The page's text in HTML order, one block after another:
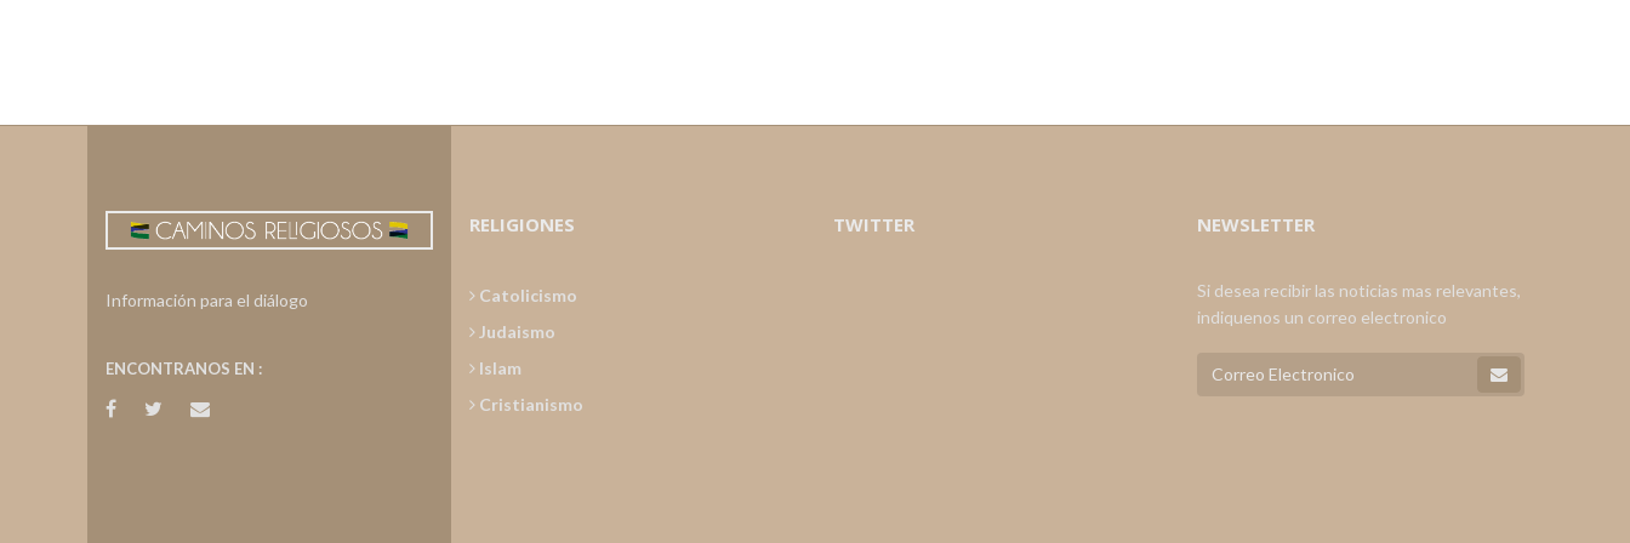
Información para el diálogo
ENCONTRANOS EN :
RELIGIONES
Catolicismo
Judaismo
Islam
Cristianismo
TWITTER NEWSLETTER
Si desea recibir las noticias mas relevantes,
indiquenos un correo electronico